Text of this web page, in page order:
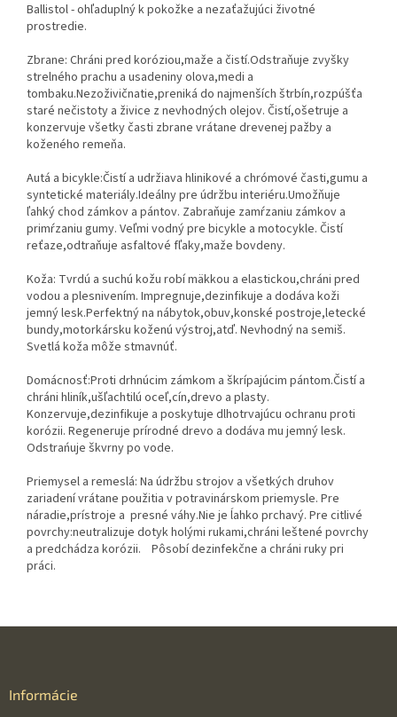
Ballistol - ohľaduplný k pokožke a nezaťažujúci životné
prostredie.
Zbrane: Chráni pred koróziou,maže a čistí.Odstraňuje zvyšky
strelného prachu a usadeniny olova,medi a
tombaku.Nezoživičnatie,preniká do najmenších štrbín,rozpúšťa
staré nečistoty a živice z nevhodných olejov. Čistí,ošetruje a
konzervuje všetky časti zbrane vrátane drevenej pažby a
koženého remeňa.
Autá a bicykle:Čistí a udržiava hlinikové a chrómové časti,gumu a
syntetické materiály.Ideálny pre údržbu interiéru.Umožňuje
ľahký chod zámkov a pántov. Zabraňuje zamŕzaniu zámkov a
primŕzaniu gumy. Veľmi vodný pre bicykle a motocykle. Čistí
reťaze,odtraňuje asfaltové fľaky,maže bovdeny.
Koža: Tvrdú a suchú kožu robí mäkkou a elastickou,chráni pred
vodou a plesnivením. Impregnuje,dezinfikuje a dodáva koži
jemný lesk.Perfektný na nábytok,obuv,konské postroje,letecké
bundy,motorkársku koženú výstroj,atď. Nevhodný na semiš.
Svetlá koža môže stmavnúť.
Domácnosť:Proti drhnúcim zámkom a škrípajúcim pántom.Čistí a
chráni hliník,ušľachtilú oceľ,cín,drevo a plasty.
Konzervuje,dezinfikuje a poskytuje dlhotrvajúcu ochranu proti
korózii. Regeneruje prírodné drevo a dodáva mu jemný lesk.
Odstrańuje škvrny po vode.
Priemysel a remeslá: Na údržbu strojov a všetkých druhov
zariadení vrátane použitia v potravinárskom priemysle. Pre
náradie,prístroje a presné váhy.Nie je ĺahko prchavý. Pre citlivé
povrchy:neutralizuje dotyk holými rukami,chráni leštené povrchy
a predchádza korózii. Pôsobí dezinfekčne a chráni ruky pri
práci.
Informácie